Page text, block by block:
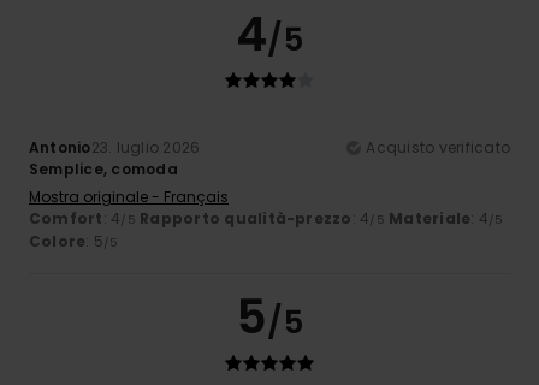
4/5
Antonio23. luglio 2026
Acquisto verificato
Semplice, comoda
Mostra originale - Français
Comfort: 4/5 Rapporto qualità-prezzo: 4/5 Materiale: 4/5
Colore: 5/5
5/5